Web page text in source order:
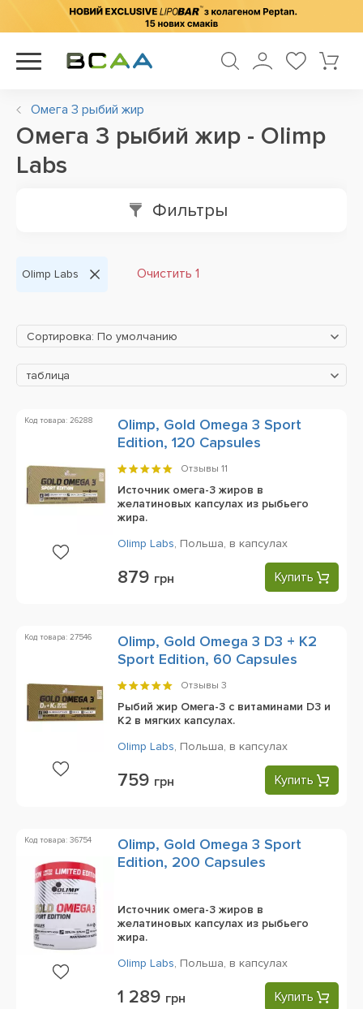
Омега 3 рыбий жир
Омега 3 рыбий жир - Olimp
Labs
Фильтры
Olimp Labs Очистить 1
Сортировка: По умолчанию
таблица
Код товара: 26288
Olimp, Gold Omega 3 Sport
Edition, 120 Capsules
Отзывы 11
Источник омега-3 жиров в
желатиновых капсулах из рыбьего
жира.
Olimp Labs, Польша, в капсулах
879 грн Купить
Код товара: 27546
Olimp, Gold Omega 3 D3 + K2
Sport Edition, 60 Capsules
Отзывы 3
Рыбий жир Омега-3 с витаминами D3 и
K2 в мягких капсулах.
Olimp Labs, Польша, в капсулах
759 грн Купить
Код товара: 36754
Olimp, Gold Omega 3 Sport
Edition, 200 Capsules
Источник омега-3 жиров в
желатиновых капсулах из рыбьего
жира.
Olimp Labs, Польша, в капсулах
1 289 грн Купить